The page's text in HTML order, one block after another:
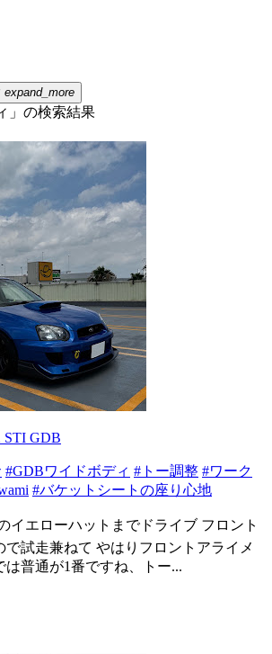
expand_more
」の検索結果
STI GDB
#GDBワイドボディ #トー調整 #ワーク
#バケットシートの座り心地
イエローハットまでドライブ フロント
試走兼ねて やはりフロントアライメ
は普通が1番ですね、トー...